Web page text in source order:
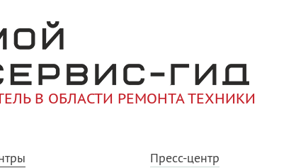
В ОБЛАСТИ РЕМОНТА ТЕХНИКИ
Пресс-центр